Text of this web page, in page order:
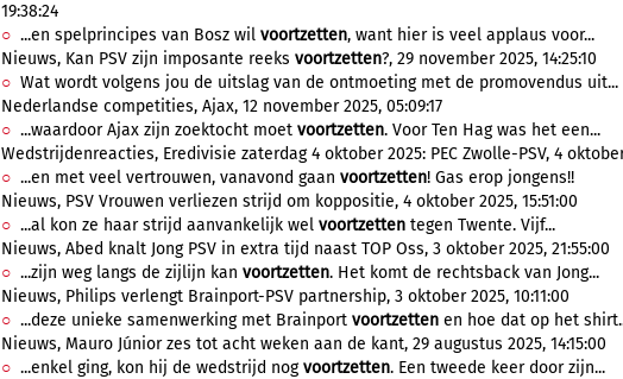
19:38:24
...en spelprincipes van Bosz wil voortzetten, want hier is veel applaus voor...
Nieuws, Kan PSV zijn imposante reeks voortzetten?, 29 november 2025, 14:25:10
Wat wordt volgens jou de uitslag van de ontmoeting met de promovendus uit...
Nederlandse competities, Ajax, 12 november 2025, 05:09:17
...waardoor Ajax zijn zoektocht moet voortzetten. Voor Ten Hag was het een...
Wedstrijdenreacties, Eredivisie zaterdag 4 oktober 2025: PEC Zwolle-PSV, 4 oktober
...en met veel vertrouwen, vanavond gaan voortzetten! Gas erop jongens!!
Nieuws, PSV Vrouwen verliezen strijd om koppositie, 4 oktober 2025, 15:51:00
...al kon ze haar strijd aanvankelijk wel voortzetten tegen Twente. Vijf...
Nieuws, Abed knalt Jong PSV in extra tijd naast TOP Oss, 3 oktober 2025, 21:55:00
...zijn weg langs de zijlijn kan voortzetten. Het komt de rechtsback van Jong...
Nieuws, Philips verlengt Brainport-PSV partnership, 3 oktober 2025, 10:11:00
...deze unieke samenwerking met Brainport voortzetten en hoe dat op het
Nieuws, Mauro Júnior zes tot acht weken aan de kant, 29 augustus 2025, 14:15:00
...enkel ging, kon hij de wedstrijd nogvoortzetten. Een tweede keer door zijn...